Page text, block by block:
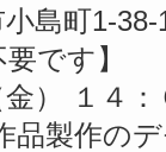
島町1-
です】
） １４
品製作の